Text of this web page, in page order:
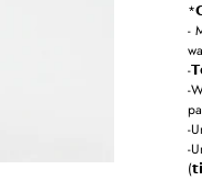
-
-
-
-
-